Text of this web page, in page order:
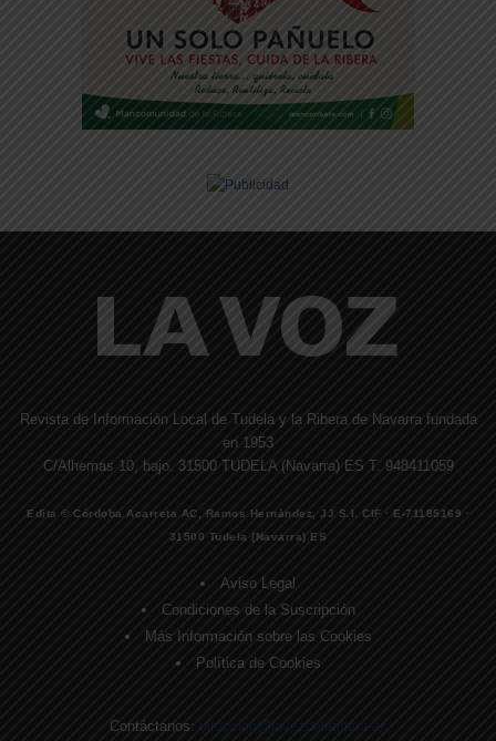
Revista de Información Local de Tudela y la Ribera de Navarra fundada
en 1953
C/Alhemas 10, bajo. 31500 TUDELA (Navarra) ES T. 948411059
Edita © Córdoba Acarreta AC, Ramos Hernández, JJ S.I. CIF · E-71185169 ·
31500 Tudela (Navarra) ES
Aviso Legal
Condiciones de la Suscripción
Más Información sobre las Cookies
Política de Cookies
Contáctanos: direccion@lavozdelaribera.es